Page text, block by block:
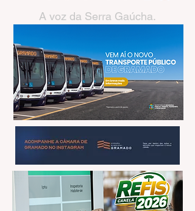
A voz da Serra Gaúcha.